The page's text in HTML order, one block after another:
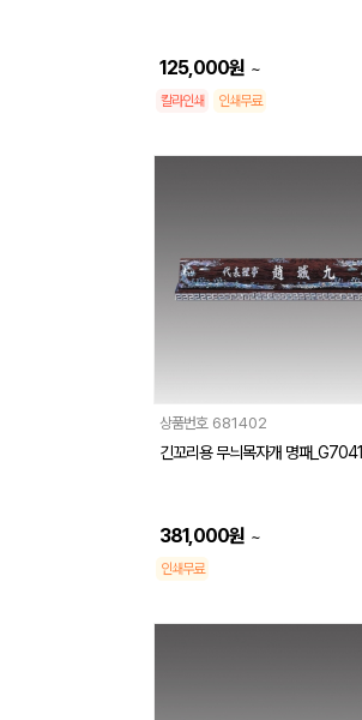
125,000원 ~
칼라인쇄 인쇄무료
상품번호 681402
긴꼬리용 무늬목자개 명패_G7041
381,000원 ~
인쇄무료